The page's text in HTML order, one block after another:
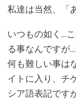
私達は当然、「
いつもの如く…
る事なんですが…
何も難しい事は
イトに入り、 チ
シア語表記ですが